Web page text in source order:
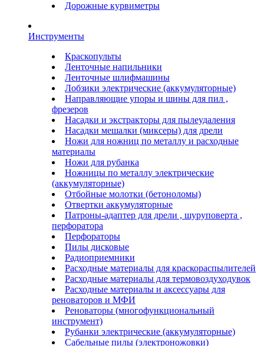
Дорожные курвиметры
Инструменты
Краскопульты
Ленточные напильники
Ленточные шлифмашины
Лобзики электрические (аккумуляторные)
Направляющие упоры и шины для пил ,
фрезеров
Насадки и экстракторы для пылеудаления
Насадки мешалки (миксеры) для дрели
Ножи для ножниц по металлу и расходные
материалы
Ножи для рубанка
Ножницы по металлу электрические
(аккумуляторные)
Отбойные молотки (бетоноломы)
Отвертки аккумуляторные
Патроны-адаптер для дрели , шуруповерта ,
перфоратора
Перфораторы
Пилы дисковые
Радиоприемники
Расходные материалы для краскораспылителей
Расходные материалы для термовоздуходувок
Расходные материалы и аксессуары для
реноваторов и МФИ
Реноваторы (многофункциональный
инструмент)
Рубанки электрические (аккумуляторные)
Сабельные пилы (электроножовки)